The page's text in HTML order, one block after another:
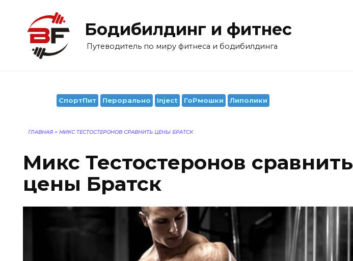
содержанию
Бодибилдинг и фитнес
Путеводитель по миру фитнеса и бодибилдинга
СпортПит Перорально Inject ГоРмошки Липолики
ГЛАВНАЯ > МИКС ТЕСТОСТЕРОНОВ СРАВНИТЬ ЦЕНЫ БРАТСК
Микс Тестостеронов сравнить
цены Братск